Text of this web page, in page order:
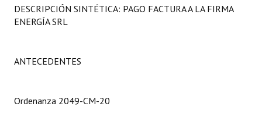
Concejales Mandato Cumplido
LEGISLACIÓN
Constitución Provincial
DESCRIPCIÓN SINTÉTICA: PAGO FACTURA A LA FIRMA
ENERGÍA SRL
ANTECEDENTES
Ordenanza 2049-CM-20